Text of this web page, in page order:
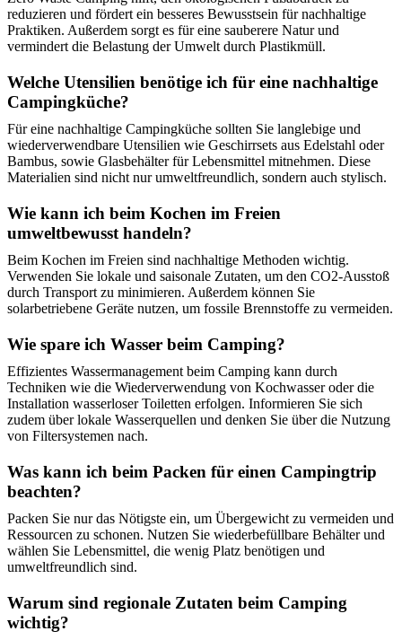
reduzieren und fördert ein besseres Bewusstsein für nachhaltige
Praktiken. Außerdem sorgt es für eine sauberere Natur und
vermindert die Belastung der Umwelt durch Plastikmüll.
Welche Utensilien benötige ich für eine nachhaltige
Campingküche?
Für eine nachhaltige Campingküche sollten Sie langlebige und
wiederverwendbare Utensilien wie Geschirrsets aus Edelstahl oder
Bambus, sowie Glasbehälter für Lebensmittel mitnehmen. Diese
Materialien sind nicht nur umweltfreundlich, sondern auch stylisch.
Wie kann ich beim Kochen im Freien
umweltbewusst handeln?
Beim Kochen im Freien sind nachhaltige Methoden wichtig.
Verwenden Sie lokale und saisonale Zutaten, um den CO2-Ausstoß
durch Transport zu minimieren. Außerdem können Sie
solarbetriebene Geräte nutzen, um fossile Brennstoffe zu vermeiden.
Wie spare ich Wasser beim Camping?
Effizientes Wassermanagement beim Camping kann durch
Techniken wie die Wiederverwendung von Kochwasser oder die
Installation wasserloser Toiletten erfolgen. Informieren Sie sich
zudem über lokale Wasserquellen und denken Sie über die Nutzung
von Filtersystemen nach.
Was kann ich beim Packen für einen Campingtrip
beachten?
Packen Sie nur das Nötigste ein, um Übergewicht zu vermeiden und
Ressourcen zu schonen. Nutzen Sie wiederbefüllbare Behälter und
wählen Sie Lebensmittel, die wenig Platz benötigen und
umweltfreundlich sind.
Warum sind regionale Zutaten beim Camping
wichtig?